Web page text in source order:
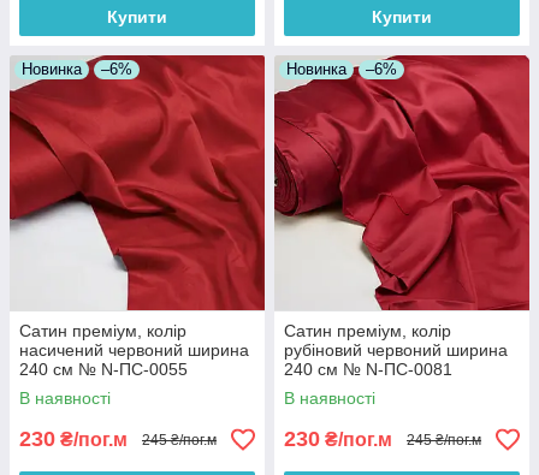
Купити Купити
Новинка –6%
Сатин преміум, колір
насичений червоний ширина
240 см № N-ПС-0055
В наявності
230 ₴/пог.м 245 ₴/пог.м
Новинка –6%
Сатин преміум, колір
рубіновий червоний ширина
240 см № N-ПС-0081
В наявності
230 ₴/пог.м 245 ₴/пог.м